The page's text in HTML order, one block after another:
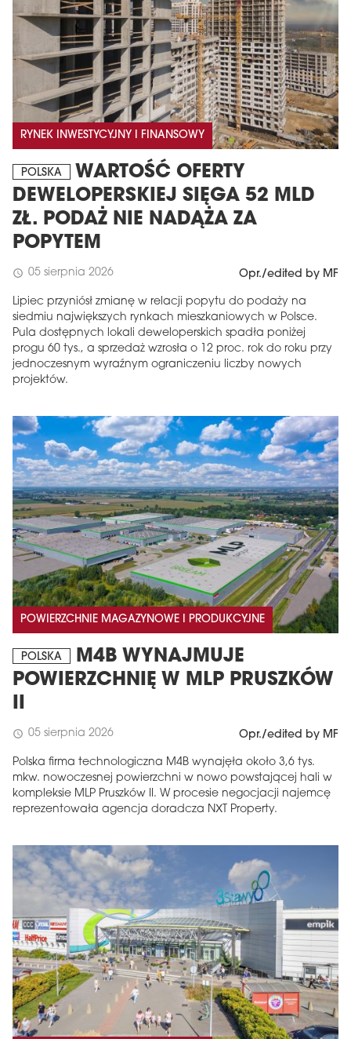
RYNEK INWESTYCYJNY I FINANSOWY
POLSKA
WARTOŚĆ OFERTY
DEWELOPERSKIEJ SIĘGA 52 MLD
ZŁ. PODAŻ NIE NADĄŻA ZA
POPYTEM
schedule 05 sierpnia 2026 Opr./edited by MF
Lipiec przyniósł zmianę w relacji popytu do podaży na
siedmiu największych rynkach mieszkaniowych w Polsce.
Pula dostępnych lokali deweloperskich spadła poniżej
progu 60 tys., a sprzedaż wzrosła o 12 proc. rok do roku przy
jednoczesnym wyraźnym ograniczeniu liczby nowych
projektów.
POWIERZCHNIE MAGAZYNOWE I PRODUKCYJNE
POLSKA
M4B WYNAJMUJE
POWIERZCHNIĘ W MLP PRUSZKÓW
II
schedule 05 sierpnia 2026 Opr./edited by MF
Polska firma technologiczna M4B wynajęła około 3,6 tys.
mkw. nowoczesnej powierzchni w nowo powstającej hali w
kompleksie MLP Pruszków II. W procesie negocjacji najemcę
reprezentowała agencja doradcza NXT Property.
MAGAZYN
Wydanie 6 (308)
CZERWIEC 2026
Więcej w tym wydaniu